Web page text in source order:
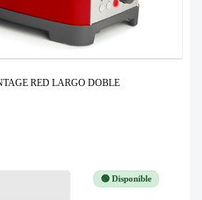
RED LARGO DOBLE
🟢 Disponible